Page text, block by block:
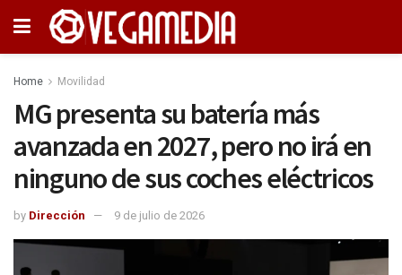
Home Movilidad
MG presenta su batería más
avanzada en 2027, pero no irá en
ninguno de sus coches eléctricos
by Dirección 9 de julio de 2026